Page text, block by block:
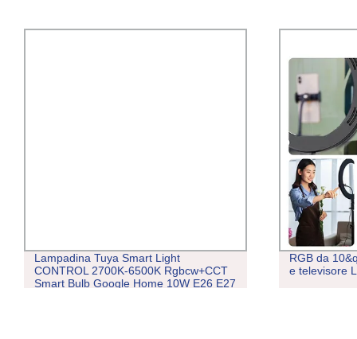
Lampadina Tuya Smart Light
CONTROL 2700K-6500K Rgbcw+CCT
Smart Bulb Google Home 10W E26 E27
RGB da
e televisore